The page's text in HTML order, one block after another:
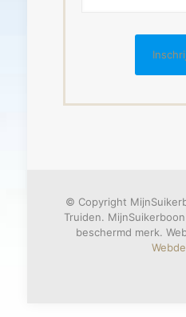
© Copyright
Truiden.
beschermd merk.